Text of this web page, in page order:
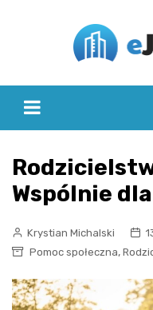
Wspólnie
Krystian Michalski
Pomoc społeczna,